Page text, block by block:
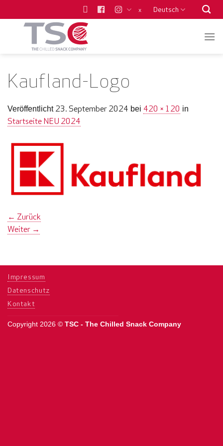
Inhalt
x Deutsch
Kaufland-Logo
Veröffentlicht 23. September 2024 bei 420 × 120 in
Startseite NEU 2024
← Zurück
Weiter →
Impressum
Datenschutz
Kontakt
Copyright 2026 © TSC - The Chilled Snack Company